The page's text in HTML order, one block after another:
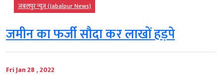
जबलपुर न्यूज़ (Jabalpur News)
जमीन का फर्जी सौदा कर लाखों हड़पे
Fri Jan 28 , 2022